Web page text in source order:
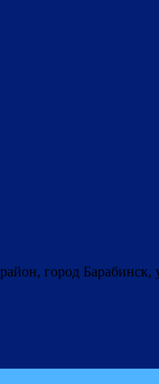
город